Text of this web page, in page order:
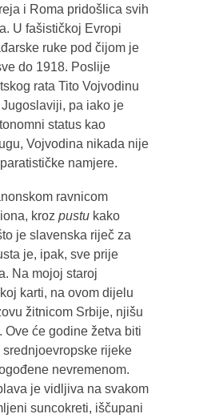
i Roma pridošlica svih
U fašističkoj Evropi
ruke pod čijom je
do 1918. Poslije
rata Tito Vojvodinu
pa iako je
status kao
Vojvodina nikada nije
namjere.
ravnicom
kroz pustukako
je slavenska riječ za
je, ipak, sve prije
Na mojoj staroj
karti, na ovom dijelu
žitnicom Srbije, njišu
Ove će godine žetva biti
srednjoevropske rijeke
nevremenom.
je vidljiva na svakom
suncokreti, iščupani